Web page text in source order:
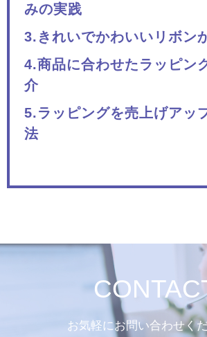
みの実践
3.きれいでかわいいリボン
4.商品に合わせたラッピン
介
5.ラッピングを売上げアッ
法
お気軽にお問い合わせく